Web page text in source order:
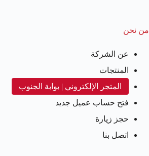
من نحن
عن الشركة
المنتجات
المتجر الإلكتروني | بوابة الجنوب
فتح حساب عميل جديد
حجز زيارة
اتصل بنا